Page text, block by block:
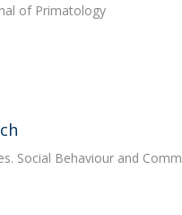
of Primatology
Social Behaviour and